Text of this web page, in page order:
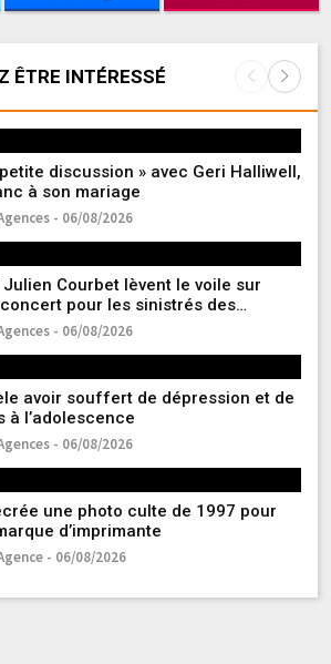
ÊTRE INTÉRESSÉ
discussion » avec Geri Halliwell,
à son mariage
- 06/08/2026
Courbet lèvent le voile sur
pour les sinistrés des
- 06/08/2026
avoir souffert de dépression et de
à l’adolescence
- 06/08/2026
une photo culte de 1997 pour
d’imprimante
- 06/08/2026